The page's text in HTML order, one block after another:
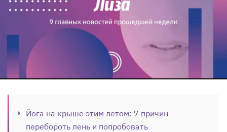
Йога на крыше этим летом: 7 причин
перебороть лень и попробовать